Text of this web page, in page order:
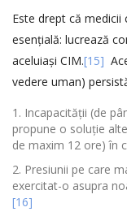
Este drept că
esențială: lucrează
aceluiași CIM.[15]
vedere uman)
Incapacității (de
propune o soluție
de maxim 12 ore) în
Presiunii pe care
exercitat-o asupra
[16]